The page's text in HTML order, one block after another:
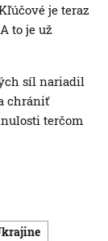
je teraz
to je už
síl nariadil
chrániť
terčom